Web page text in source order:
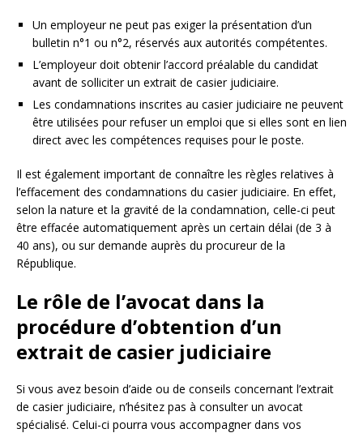
Un employeur ne peut pas exiger la présentation d’un
bulletin n°1 ou n°2, réservés aux autorités compétentes.
L’employeur doit obtenir l’accord préalable du candidat
avant de solliciter un extrait de casier judiciaire.
Les condamnations inscrites au casier judiciaire ne peuvent
être utilisées pour refuser un emploi que si elles sont en lien
direct avec les compétences requises pour le poste.
Il est également important de connaître les règles relatives à
l’effacement des condamnations du casier judiciaire. En effet,
selon la nature et la gravité de la condamnation, celle-ci peut
être effacée automatiquement après un certain délai (de 3 à
40 ans), ou sur demande auprès du procureur de la
République.
Le rôle de l’avocat dans la
procédure d’obtention d’un
extrait de casier judiciaire
Si vous avez besoin d’aide ou de conseils concernant l’extrait
de casier judiciaire, n’hésitez pas à consulter un avocat
spécialisé. Celui-ci pourra vous accompagner dans vos